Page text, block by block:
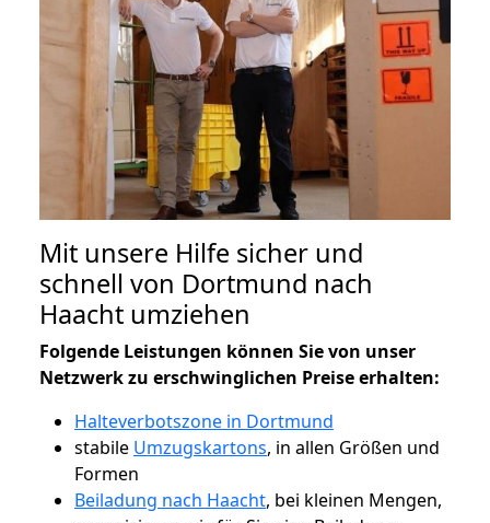
Mit unsere Hilfe sicher und
schnell von Dortmund nach
Haacht umziehen
Folgende Leistungen können Sie von unser
Netzwerk zu erschwinglichen Preise erhalten:
Halteverbotszone in Dortmund
stabile Umzugskartons, in allen Größen und
Formen
Beiladung nach Haacht, bei kleinen Mengen,